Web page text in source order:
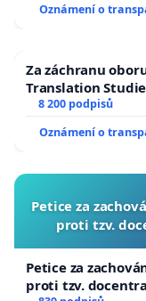
Oznámení o
Za záchranu
Translation
University
8 200 podpisů
Oznámení o
Petice za
proti tzv.
Petice za
proti tzv.